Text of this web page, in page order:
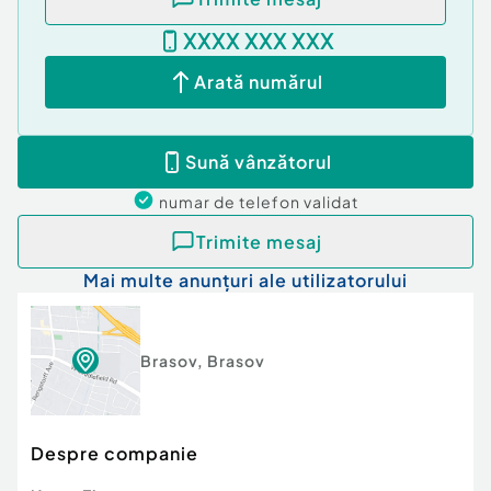
XXXX XXX XXX
Arată numărul
Sună vânzătorul
numar de telefon validat
Trimite mesaj
Mai multe anunțuri ale utilizatorului
Brasov, Brasov
Despre companie